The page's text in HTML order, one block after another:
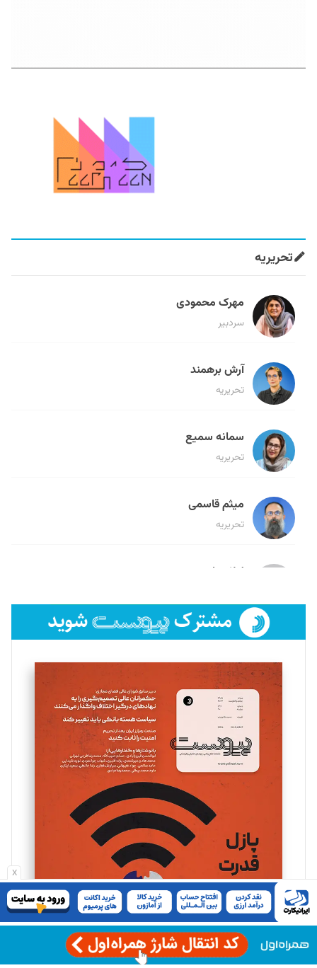
x
تحریریه
مهرک محمودی
سردبیر
آرش برهمند
تحریریه
سمانه سمیع
تحریریه
میثم قاسمی
تحریریه
لیلا حنارود
فائزه فتحی رستمی
تحریریه
سروش کرمیان
تحریریه
مینا پاکدل
یسنا امان‌پور
تحریریه
ملینا جعفری
تحریریه